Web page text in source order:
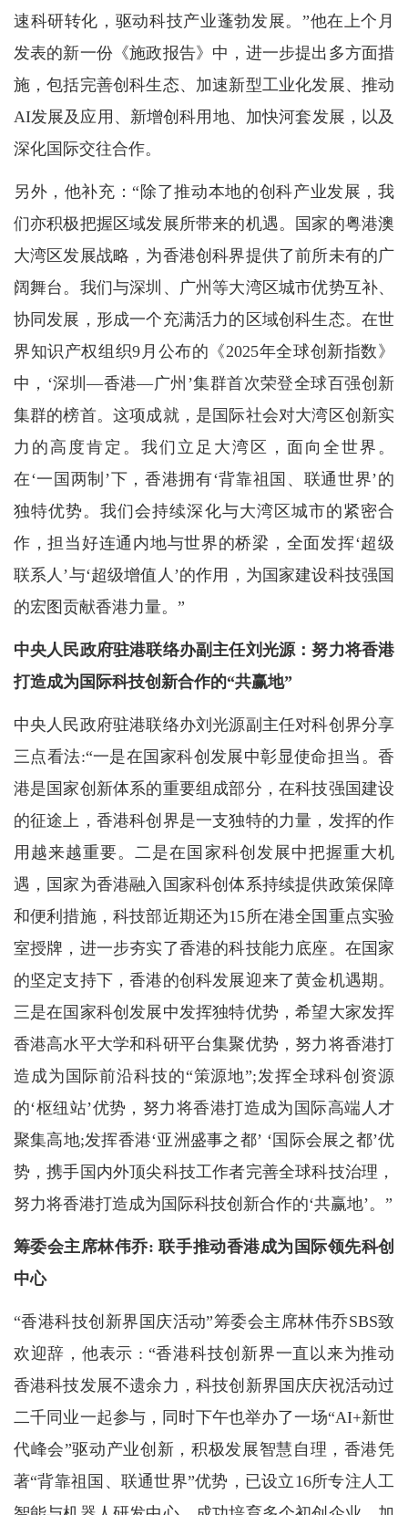
速科研转化，驱动科技产业蓬勃发展。”他在上个月
发表的新一份《施政报告》中，进一步提出多方面措
施，包括完善创科生态、加速新型工业化发展、推动
AI发展及应用、新增创科用地、加快河套发展，以及
深化国际交往合作。
另外，他补充：“除了推动本地的创科产业发展，我
们亦积极把握区域发展所带来的机遇。国家的粤港澳
大湾区发展战略，为香港创科界提供了前所未有的广
阔舞台。我们与深圳、广州等大湾区城市优势互补、
协同发展，形成一个充满活力的区域创科生态。在世
界知识产权组织9月公布的《2025年全球创新指数》
中，‘深圳—香港—广州’集群首次荣登全球百强创新
集群的榜首。这项成就，是国际社会对大湾区创新实
力的高度肯定。我们立足大湾区，面向全世界。
在‘一国两制’下，香港拥有‘背靠祖国、联通世界’的
独特优势。我们会持续深化与大湾区城市的紧密合
作，担当好连通内地与世界的桥梁，全面发挥‘超级
联系人’与‘超级增值人’的作用，为国家建设科技强国
的宏图贡献香港力量。”
中央人民政府驻港联络办副主任刘光源：努力将香港
打造成为国际科技创新合作的“共赢地”
中央人民政府驻港联络办刘光源副主任对科创界分享
三点看法:“一是在国家科创发展中彰显使命担当。香
港是国家创新体系的重要组成部分，在科技强国建设
的征途上，香港科创界是一支独特的力量，发挥的作
用越来越重要。二是在国家科创发展中把握重大机
遇，国家为香港融入国家科创体系持续提供政策保障
和便利措施，科技部近期还为15所在港全国重点实验
室授牌，进一步夯实了香港的科技能力底座。在国家
的坚定支持下，香港的创科发展迎来了黄金机遇期。
三是在国家科创发展中发挥独特优势，希望大家发挥
香港高水平大学和科研平台集聚优势，努力将香港打
造成为国际前沿科技的“策源地”;发挥全球科创资源
的‘枢纽站’优势，努力将香港打造成为国际高端人才
聚集高地;发挥香港‘亚洲盛事之都’ ‘国际会展之都’优
势，携手国内外顶尖科技工作者完善全球科技治理，
努力将香港打造成为国际科技创新合作的‘共赢地’。”
筹委会主席林伟乔: 联手推动香港成为国际领先科创
中心
“香港科技创新界国庆活动”筹委会主席林伟乔SBS致
欢迎辞，他表示 : “香港科技创新界一直以来为推动
香港科技发展不遗余力，科技创新界国庆庆祝活动过
二千同业一起参与，同时下午也举办了一场“AI+新世
代峰会”驱动产业创新，积极发展智慧自理，香港凭
著“背靠祖国、联通世界”优势，已设立16所专注人工